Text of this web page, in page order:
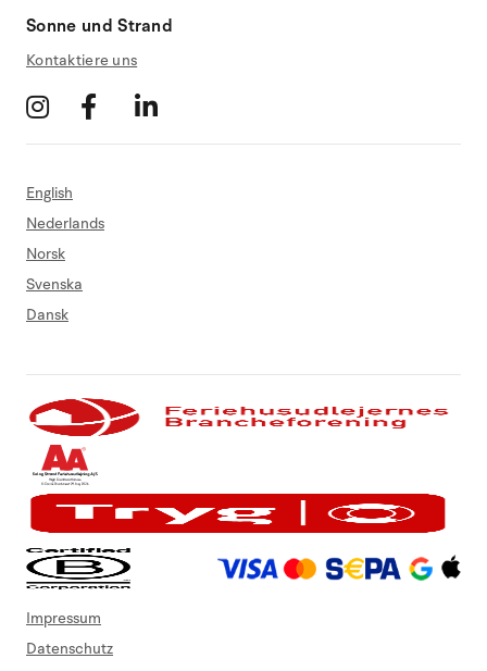
Sonne und Strand
Kontaktiere uns
English
Nederlands
Norsk
Svenska
Dansk
Impressum
Datenschutz